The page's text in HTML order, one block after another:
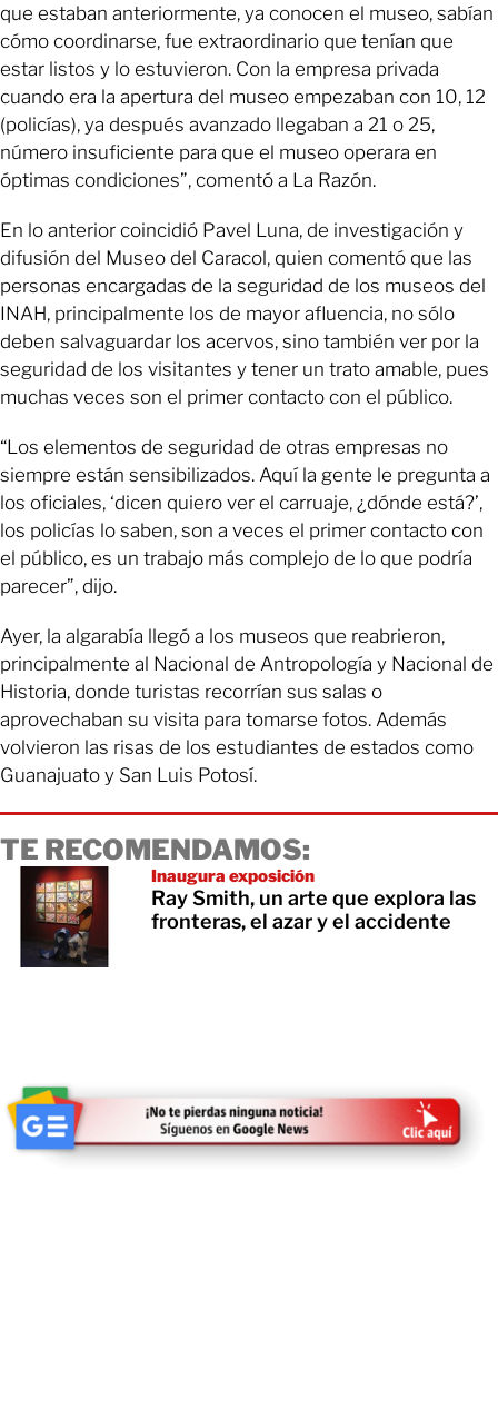
que estaban anteriormente, ya conocen el museo, sabían
cómo coordinarse, fue extraordinario que tenían que
estar listos y lo estuvieron. Con la empresa privada
cuando era la apertura del museo empezaban con 10, 12
(policías), ya después avanzado llegaban a 21 o 25,
número insuficiente para que el museo operara en
óptimas condiciones”, comentó a La Razón.
En lo anterior coincidió Pavel Luna, de investigación y
difusión del Museo del Caracol, quien comentó que las
personas encargadas de la seguridad de los museos del
INAH, principalmente los de mayor afluencia, no sólo
deben salvaguardar los acervos, sino también ver por la
seguridad de los visitantes y tener un trato amable, pues
muchas veces son el primer contacto con el público.
“Los elementos de seguridad de otras empresas no
siempre están sensibilizados. Aquí la gente le pregunta a
los oficiales, ‘dicen quiero ver el carruaje, ¿dónde está?’,
los policías lo saben, son a veces el primer contacto con
el público, es un trabajo más complejo de lo que podría
parecer”, dijo.
Ayer, la algarabía llegó a los museos que reabrieron,
principalmente al Nacional de Antropología y Nacional de
Historia, donde turistas recorrían sus salas o
aprovechaban su visita para tomarse fotos. Además
volvieron las risas de los estudiantes de estados como
Guanajuato y San Luis Potosí.
TE RECOMENDAMOS:
Inaugura exposición
Ray Smith, un arte que explora las
fronteras, el azar y el accidente